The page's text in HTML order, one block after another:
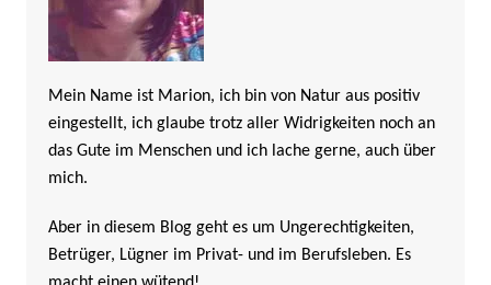
Mein Name ist Marion, ich bin von Natur aus positiv
eingestellt, ich glaube trotz aller Widrigkeiten noch an
das Gute im Menschen und ich lache gerne, auch über
mich.
Aber in diesem Blog geht es um Ungerechtigkeiten,
Betrüger, Lügner im Privat- und im Berufsleben. Es